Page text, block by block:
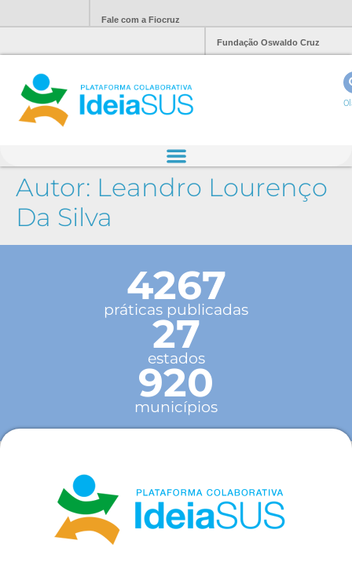
Fale com a Fiocruz
Fundação Oswaldo Cruz
Autor: Leandro Lourenço
Da Silva
4267
práticas publicadas
27
estados
920
municípios